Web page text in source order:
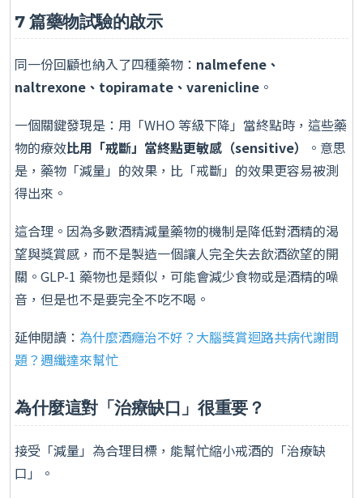
7 篇藥物試驗的啟示
同一份回顧也納入了四種藥物： nalmefene、
naltrexone、topiramate、varenicline 。
一個關鍵發現是：用「WHO 等級下降」當終點時，這些藥
物的療效比用「戒斷」當終點更敏感（sensitive）
。意思
是，藥物「減量」的效果，比「戒斷」的效果更容易被測
得出來。
這合理。因為多數酒精減量藥物的機制是降低對酒精的渴
望與獎賞感，而不是製造一個讓人完全失去飲酒欲望的開
關。GLP-1 藥物也是類似，可能會減少食物或是酒精的噪
音，但是也不是要完全不吃不喝。
延伸閱讀： 為什麼酒癮治不好？大腦獎賞迴路共病代謝問
題？週纖達來幫忙
為什麼這對「治療缺口」很重要？
接受「減量」為合理目標，能幫忙縮小戒酒的「治療缺
口」。